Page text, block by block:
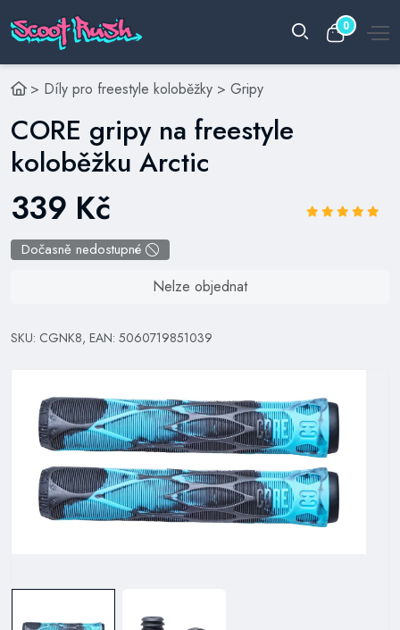
0
> Díly pro freestyle koloběžky > Gripy
CORE gripy na freestyle
koloběžku Arctic
339 Kč
Dočasně nedostupné
Nelze objednat
SKU: CGNK8, EAN: 5060719851039